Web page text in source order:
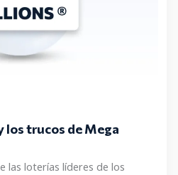
los trucos de Mega
las loterías líderes de los